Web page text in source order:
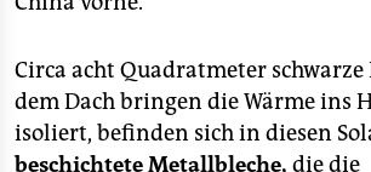
Circa acht Quadratmeter
dem Dach bringen die Wärme ins
isoliert, befinden sich in diesen
beschichtete Metallbleche, die die